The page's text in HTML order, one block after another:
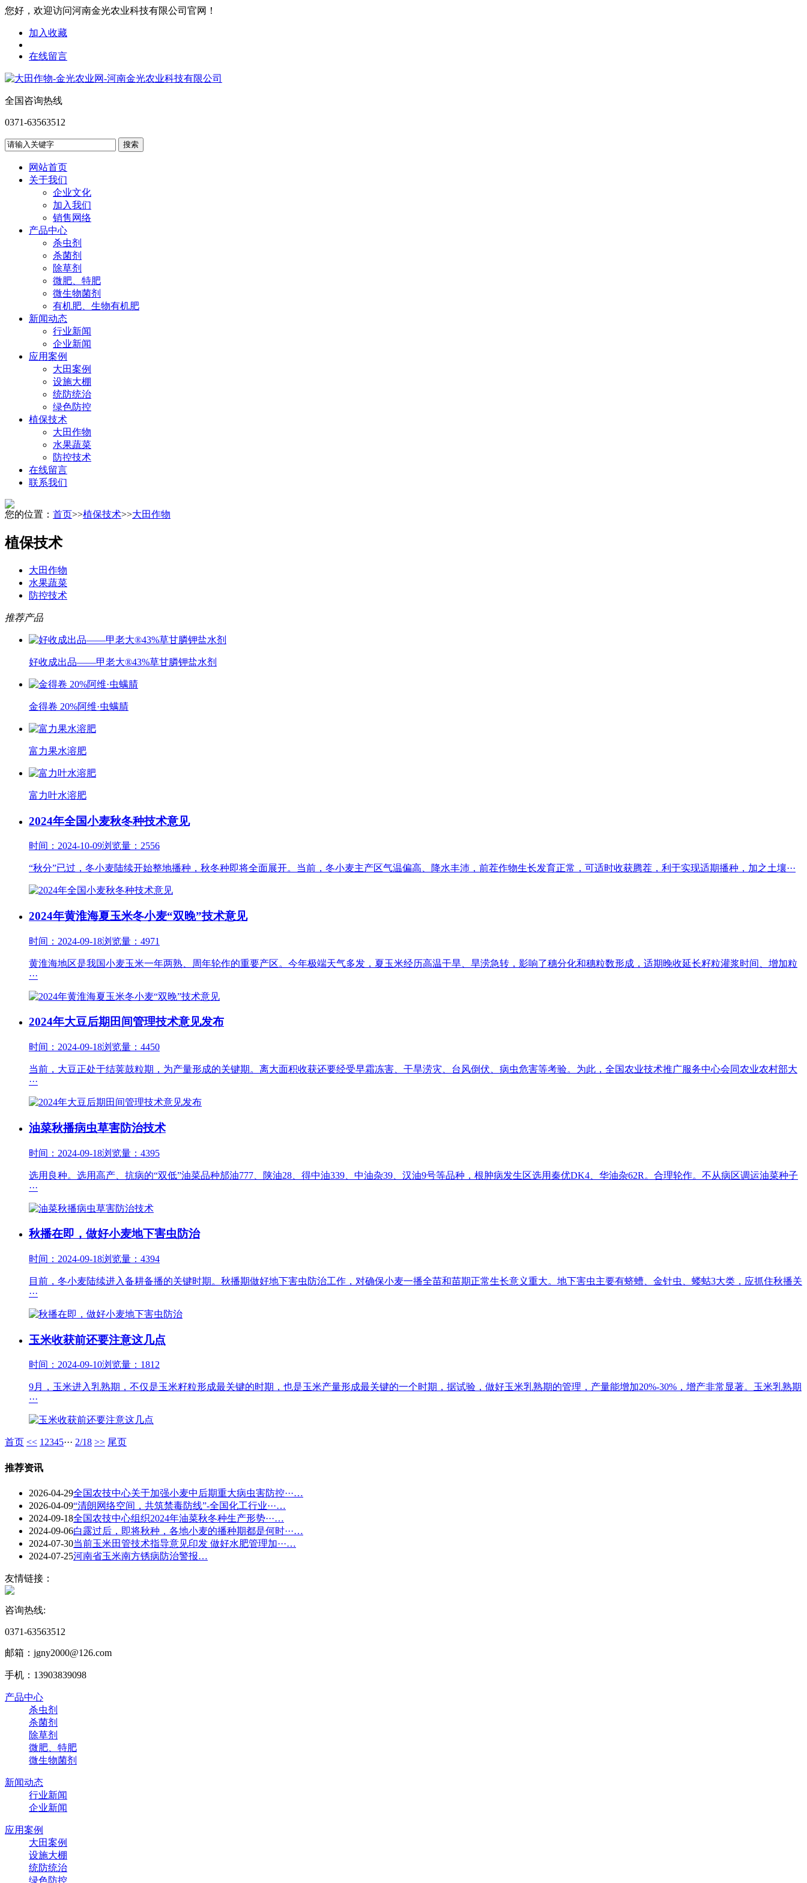
您好，欢迎访问河南金光农业科技有限公司官网！
加入收藏
在线留言
全国咨询热线
0371-63563512
网站首页
关于我们
企业文化
加入我们
销售网络
产品中心
杀虫剂
杀菌剂
除草剂
微肥、特肥
微生物菌剂
有机肥、生物有机肥
新闻动态
行业新闻
企业新闻
应用案例
大田案例
设施大棚
统防统治
绿色防控
植保技术
大田作物
水果蔬菜
防控技术
在线留言
联系我们
您的位置： 首页>>植保技术>>大田作物
植保技术
大田作物
水果蔬菜
防控技术
推荐产品
好收成出品——甲老大®43%草甘膦钾盐水剂
金得卷 20%阿维·虫螨腈
富力果水溶肥
富力叶水溶肥
2024年全国小麦秋冬种技术意见
时间：2024-10-09浏览量：2556
“秋分”已过，冬小麦陆续开始整地播种，秋冬种即将全面展开。当前，冬小麦主产区气温偏高、降水丰沛，前茬作物生长发育正常，可适时收获腾茬，利于实现适期播种，加之土壤···
2024年黄淮海夏玉米冬小麦“双晚”技术意见
时间：2024-09-18浏览量：4971
黄淮海地区是我国小麦玉米一年两熟、周年轮作的重要产区。今年极端天气多发，夏玉米经历高温干旱、旱涝急转，影响了穗分化和穗粒数形成，适期晚收延长籽粒灌浆时间、增加粒
···
2024年大豆后期田间管理技术意见发布
时间：2024-09-18浏览量：4450
当前，大豆正处于结荚鼓粒期，为产量形成的关键期。离大面积收获还要经受早霜冻害、干旱涝灾、台风倒伏、病虫危害等考验。为此，全国农业技术推广服务中心会同农业农村部大
···
油菜秋播病虫草害防治技术
时间：2024-09-18浏览量：4395
选用良种。选用高产、抗病的“双低”油菜品种邡油777、陕油28、得中油339、中油杂39、汉油9号等品种，根肿病发生区选用秦优DK4、华油杂62R。合理轮作。不从病区调运油菜种子
···
秋播在即，做好小麦地下害虫防治
时间：2024-09-18浏览量：4394
目前，冬小麦陆续进入备耕备播的关键时期。秋播期做好地下害虫防治工作，对确保小麦一播全苗和苗期正常生长意义重大。地下害虫主要有蛴螬、金针虫、蝼蛄3大类，应抓住秋播关
···
玉米收获前还要注意这几点
时间：2024-09-10浏览量：1812
9月，玉米进入乳熟期，不仅是玉米籽粒形成最关键的时期，也是玉米产量形成最关键的一个时期，据试验，做好玉米乳熟期的管理，产量能增加20%-30%，增产非常显著。玉米乳熟期
···
首页 << 12345··· 2/18 >> 尾页
推荐资讯
2026-04-29全国农技中心关于加强小麦中后期重大病虫害防控···…
2026-04-09“清朗网络空间，共筑禁毒防线”-全国化工行业···…
2024-09-18全国农技中心组织2024年油菜秋冬种生产形势···…
2024-09-06白露过后，即将秋种，各地小麦的播种期都是何时···…
2024-07-30当前玉米田管技术指导意见印发 做好水肥管理加···…
2024-07-25河南省玉米南方锈病防治警报…
友情链接：
咨询热线:
0371-63563512
邮箱：jgny2000@126.com‬
手机：13903839098
产品中心
杀虫剂
杀菌剂
除草剂
微肥、特肥
微生物菌剂
新闻动态
行业新闻
企业新闻
应用案例
大田案例
设施大棚
统防统治
绿色防控